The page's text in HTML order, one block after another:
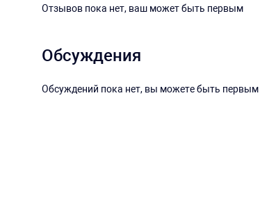
Отзывов пока нет, ваш может быть первым
Обсуждения
Обсуждений пока нет, вы можете быть первым